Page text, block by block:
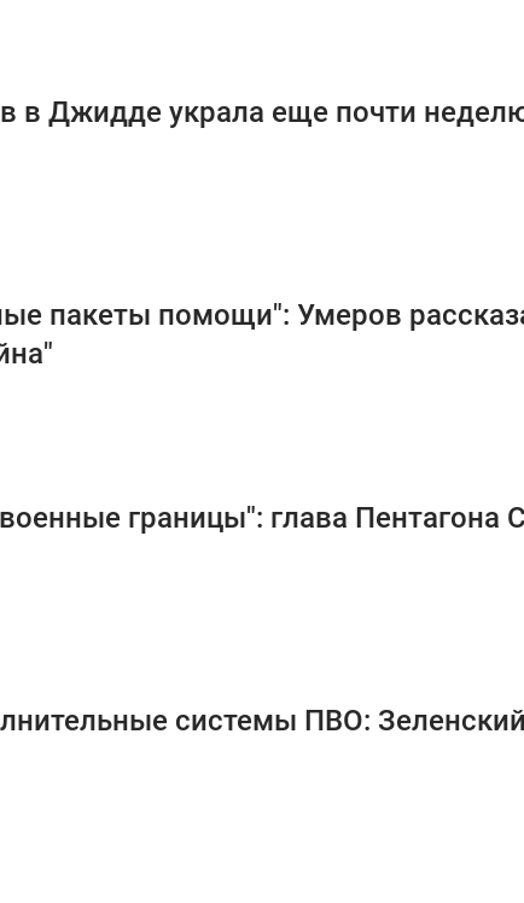
в Джидде украла еще почти
пакеты помощи": Умеров
границы": глава Пентагона
системы ПВО: